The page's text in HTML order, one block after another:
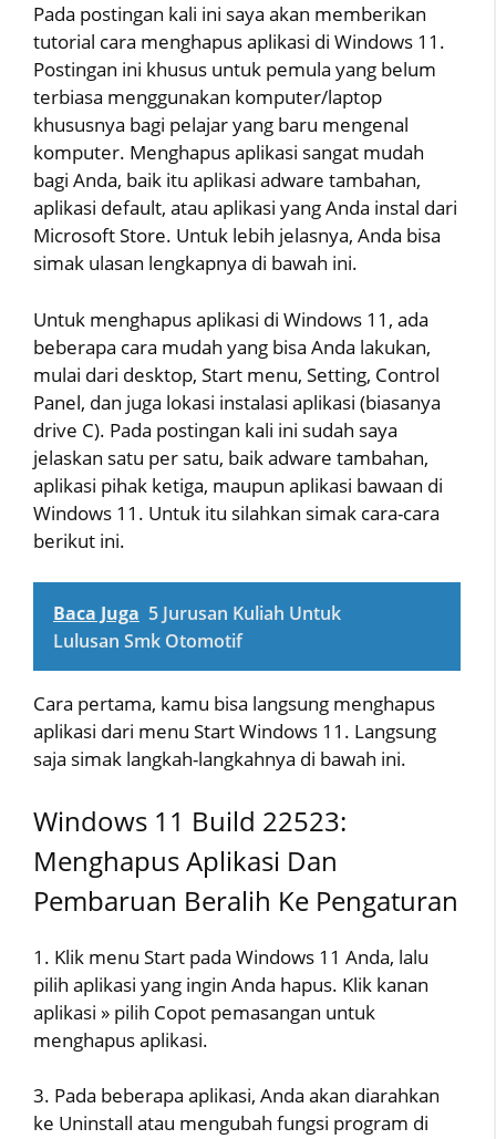
Pada postingan kali ini saya akan memberikan
tutorial cara menghapus aplikasi di Windows 11.
Postingan ini khusus untuk pemula yang belum
terbiasa menggunakan komputer/laptop
khususnya bagi pelajar yang baru mengenal
komputer. Menghapus aplikasi sangat mudah
bagi Anda, baik itu aplikasi adware tambahan,
aplikasi default, atau aplikasi yang Anda instal dari
Microsoft Store. Untuk lebih jelasnya, Anda bisa
simak ulasan lengkapnya di bawah ini.
Untuk menghapus aplikasi di Windows 11, ada
beberapa cara mudah yang bisa Anda lakukan,
mulai dari desktop, Start menu, Setting, Control
Panel, dan juga lokasi instalasi aplikasi (biasanya
drive C). Pada postingan kali ini sudah saya
jelaskan satu per satu, baik adware tambahan,
aplikasi pihak ketiga, maupun aplikasi bawaan di
Windows 11. Untuk itu silahkan simak cara-cara
berikut ini.
Baca Juga 5 Jurusan Kuliah Untuk
Lulusan Smk Otomotif
Cara pertama, kamu bisa langsung menghapus
aplikasi dari menu Start Windows 11. Langsung
saja simak langkah-langkahnya di bawah ini.
Windows 11 Build 22523:
Menghapus Aplikasi Dan
Pembaruan Beralih Ke Pengaturan
1. Klik menu Start pada Windows 11 Anda, lalu
pilih aplikasi yang ingin Anda hapus. Klik kanan
aplikasi » pilih Copot pemasangan untuk
menghapus aplikasi.
3. Pada beberapa aplikasi, Anda akan diarahkan
ke Uninstall atau mengubah fungsi program di